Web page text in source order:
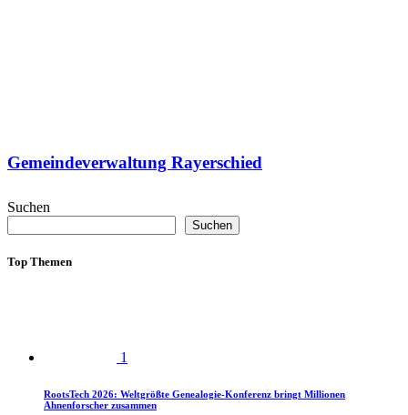
Gemeindeverwaltung Rayerschied
Suchen
Suchen
Top Themen
1
RootsTech 2026: Weltgrößte Genealogie-Konferenz bringt Millionen
Ahnenforscher zusammen